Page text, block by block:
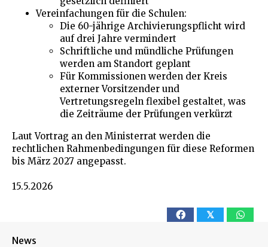
Vereinfachungen für die Schulen:
Die 60-jährige Archivierungspflicht wird
auf drei Jahre vermindert
Schriftliche und mündliche Prüfungen
werden am Standort geplant
Für Kommissionen werden der Kreis
externer Vorsitzender und
Vertretungsregeln flexibel gestaltet, was
die Zeiträume der Prüfungen verkürzt
Laut Vortrag an den Ministerrat werden die
rechtlichen Rahmenbedingungen für diese Reformen
bis März 2027 angepasst.
15.5.2026
𝕏
News